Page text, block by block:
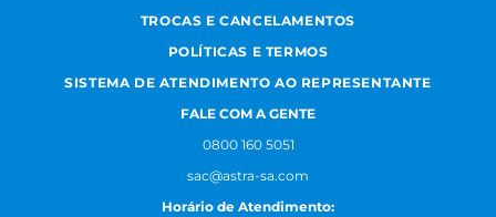
TROCAS E CANCELAMENTOS
POLÍTICAS E TERMOS
SISTEMA DE ATENDIMENTO AO REPRESENTANTE
FALE COM A GENTE
0800 160 5051
sac@astra-sa.com
Horário de Atendimento: